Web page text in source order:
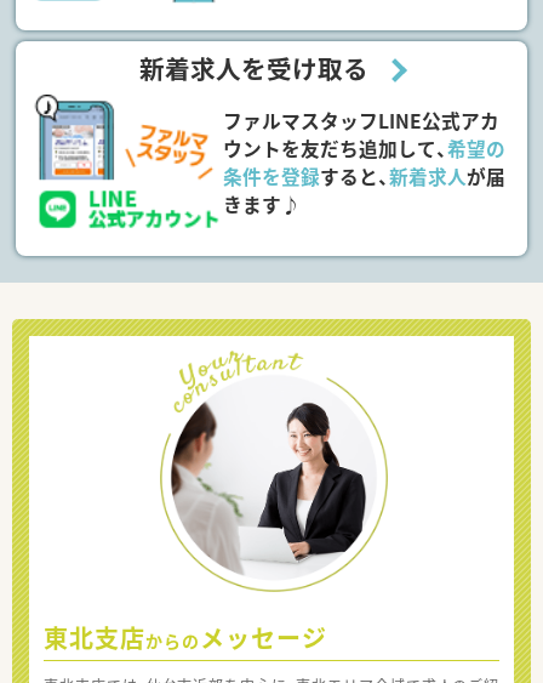
新着求人を受け取る
ファルマスタッフLINE公式アカ
ウントを友だち追加して、希望の
条件を登録すると、新着求人が届
きます♪
東北支店からの メッセージ